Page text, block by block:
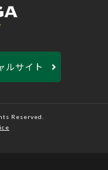
ルサイト
Reserved.